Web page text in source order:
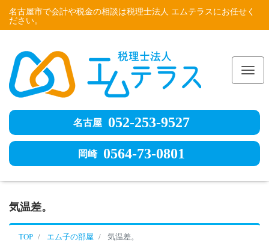
名古屋市で会計や税金の相談は税理士法人 エムテラスにお任せく
ださい。
名古屋 052-253-9527
岡崎 0564-73-0801
気温差。
TOP エム子の部屋 気温差。